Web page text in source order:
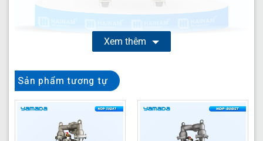
Bơm màng khí nén YAMADA NDP-40BSH
bơm công nghiệp mạnh mẽ, đáng tin cậy, được thiết kế
đặc biệt để xử lý đa dạng các loại chất lỏng trong môi
trường sản xuất khắc nghiệt. Với thiết kế màng khí nén
tiên tiến từ thương hiệu Yamada danh tiếng, model NDP-
Xem thêm
Sản phẩm tương tự